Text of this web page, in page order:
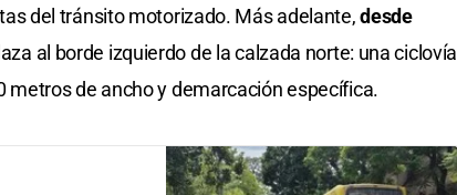
del tránsito motorizado. Más adelante,desde
al borde izquierdo de la calzada norte: una ciclovía
metros de ancho y demarcación específica.